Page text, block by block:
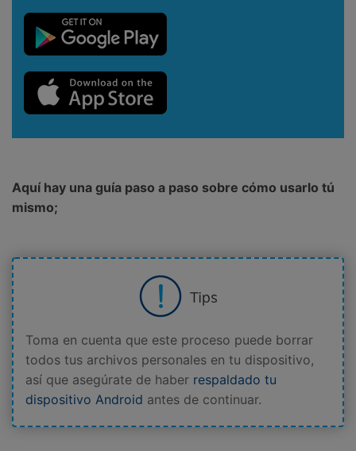
Aquí hay una guía paso a paso sobre cómo usarlo tú
mismo;
Toma en cuenta que este proceso puede borrar
todos tus archivos personales en tu dispositivo,
así que asegúrate de haber respaldado tu
dispositivo Android antes de continuar.